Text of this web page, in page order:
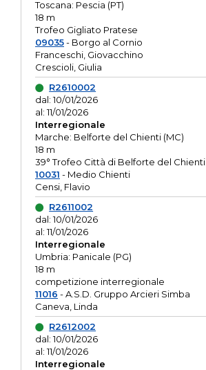
Toscana: Pescia (PT)
18 m
Trofeo Gigliato Pratese
09035- Borgo al Cornio
Franceschi, Giovacchino
Crescioli, Giulia
R2610002
dal: 10/01/2026
al: 11/01/2026
Interregionale
Marche: Belforte del Chienti (MC)
18 m
39° Trofeo Città di Belforte del Chienti.
10031 - Medio Chienti
Censi, Flavio
R2611002
dal: 10/01/2026
al: 11/01/2026
Interregionale
Umbria: Panicale (PG)
18 m
competizione interregionale
11016 - A.S.D. Gruppo Arcieri Simba
Caneva, Linda
R2612002
dal: 10/01/2026
al: 11/01/2026
Interregionale